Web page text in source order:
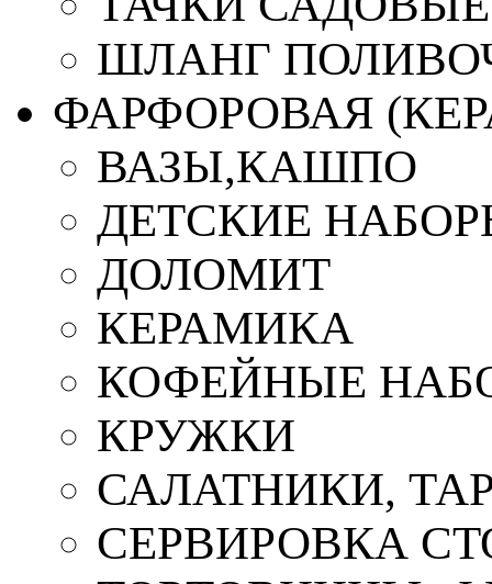
ШЛАНГ
ФАРФОРОВАЯ
ВАЗЫ,КАШПО
ДЕТСКИЕ
ДОЛОМИТ
КЕРАМИКА
КОФЕЙНЫЕ
КРУЖКИ
САЛАТНИКИ,
СЕРВИРОВКА